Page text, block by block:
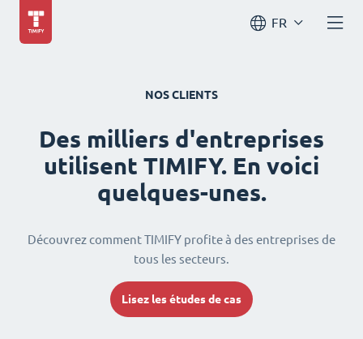
FR
NOS CLIENTS
Des milliers d'entreprises
utilisent TIMIFY. En voici
quelques-unes.
Découvrez comment TIMIFY profite à des entreprises de
tous les secteurs.
Lisez les études de cas